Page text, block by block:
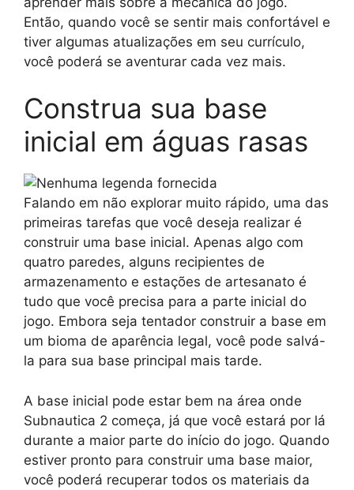
Então, quando você se sentir mais confortável e
tiver algumas atualizações em seu currículo,
você poderá se aventurar cada vez mais.
Construa sua base
inicial em águas rasas
Falando em não explorar muito rápido, uma das
primeiras tarefas que você deseja realizar é
construir uma base inicial. Apenas algo com
quatro paredes, alguns recipientes de
armazenamento e estações de artesanato é
tudo que você precisa para a parte inicial do
jogo. Embora seja tentador construir a base em
um bioma de aparência legal, você pode salvá-
la para sua base principal mais tarde.
A base inicial pode estar bem na área onde
Subnautica 2 começa, já que você estará por lá
durante a maior parte do início do jogo. Quando
estiver pronto para construir uma base maior,
você poderá recuperar todos os materiais da